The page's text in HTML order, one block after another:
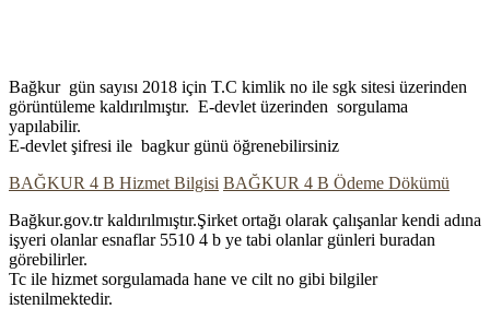
Bağkur gün sayısı 2018 için T.C kimlik no ile sgk sitesi üzerinden
görüntüleme kaldırılmıştır. E-devlet üzerinden sorgulama
yapılabilir.
E-devlet şifresi ile bagkur günü öğrenebilirsiniz
BAĞKUR 4 B Hizmet Bilgisi BAĞKUR 4 B Ödeme Dökümü
Bağkur.gov.tr kaldırılmıştır.Şirket ortağı olarak çalışanlar kendi adına
işyeri olanlar esnaflar 5510 4 b ye tabi olanlar günleri buradan
görebilirler.
Tc ile hizmet sorgulamada hane ve cilt no gibi bilgiler
istenilmektedir.